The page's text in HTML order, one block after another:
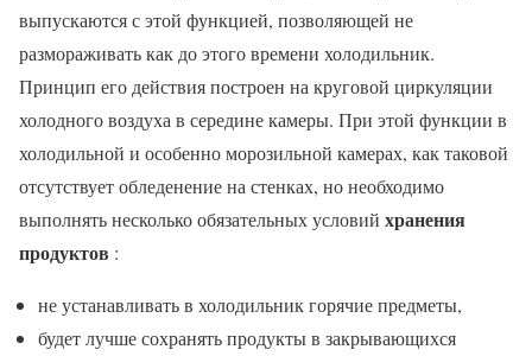
выпускаются с этой функцией, позволяющей не
размораживать как до этого времени холодильник.
Принцип его действия построен на круговой циркуляции
холодного воздуха в середине камеры. При этой функции в
холодильной и особенно морозильной камерах, как таковой
отсутствует обледенение на стенках, но необходимо
выполнять несколько обязательных условий хранения
продуктов :
не устанавливать в холодильник горячие предметы,
будет лучше сохранять продукты в закрывающихся